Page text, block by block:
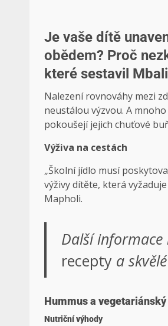
Je vaše dítě
obědem? Proč
které sestavil
Nalezení rovnováhy mezi
neustálou výzvou. A
pokoušejí jejich chuťové
Výživa na cestách
„Školní jídlo musí
výživy dítěte, která
Mapholi.
Další informace
recepty a
Hummus a
Nutriční výhody